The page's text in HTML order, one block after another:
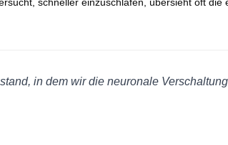
in dem wir die neuronale